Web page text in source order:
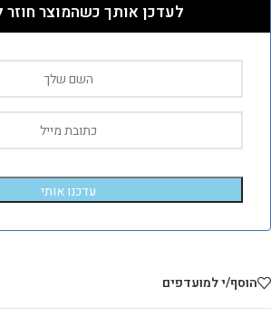
לעדכן אותך כשהמוצר חוזר
עדכנו אותי
הוסף/י למועדפים